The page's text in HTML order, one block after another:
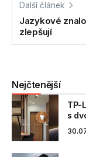
Další článek
Jazykové
zlepšují
Nejčtenější
TP-
s